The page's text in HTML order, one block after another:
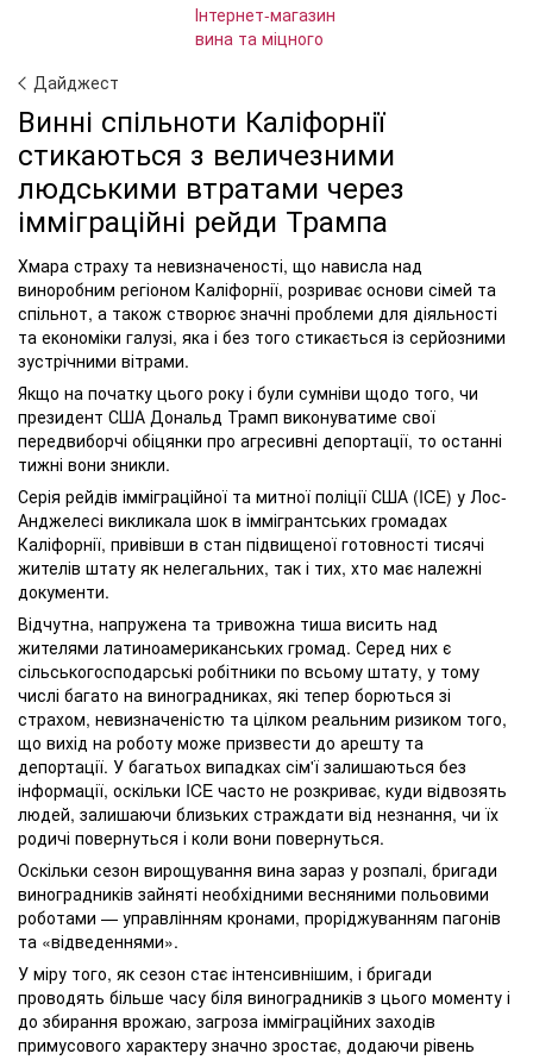
Дайджест
Винні спільноти Каліфорнії
стикаються з величезними
людськими втратами через
імміграційні рейди Трампа
Хмара страху та невизначеності, що нависла над
виноробним регіоном Каліфорнії, розриває основи сімей та
спільнот, а також створює значні проблеми для діяльності
та економіки галузі, яка і без того стикається із серйозними
зустрічними вітрами.
Якщо на початку цього року і були сумніви щодо того, чи
президент США Дональд Трамп виконуватиме свої
передвиборчі обіцянки про агресивні депортації, то останні
тижні вони зникли.
Серія рейдів імміграційної та митної поліції США (ICE) у Лос-
Анджелесі викликала шок в іммігрантських громадах
Каліфорнії, привівши в стан підвищеної готовності тисячі
жителів штату як нелегальних, так і тих, хто має належні
документи.
Відчутна, напружена та тривожна тиша висить над
жителями латиноамериканських громад. Серед них є
сільськогосподарські робітники по всьому штату, у тому
числі багато на виноградниках, які тепер борються зі
страхом, невизначеністю та цілком реальним ризиком того,
що вихід на роботу може призвести до арешту та
депортації. У багатьох випадках сім'ї залишаються без
інформації, оскільки ICE часто не розкриває, куди відвозять
людей, залишаючи близьких страждати від незнання, чи їх
родичі повернуться і коли вони повернуться.
Оскільки сезон вирощування вина зараз у розпалі, бригади
виноградників зайняті необхідними весняними польовими
роботами — управлінням кронами, проріджуванням пагонів
та «відведеннями».
У міру того, як сезон стає інтенсивнішим, і бригади
проводять більше часу біля виноградників з цього моменту і
до збирання врожаю, загроза імміграційних заходів
примусового характеру значно зростає, додаючи рівень